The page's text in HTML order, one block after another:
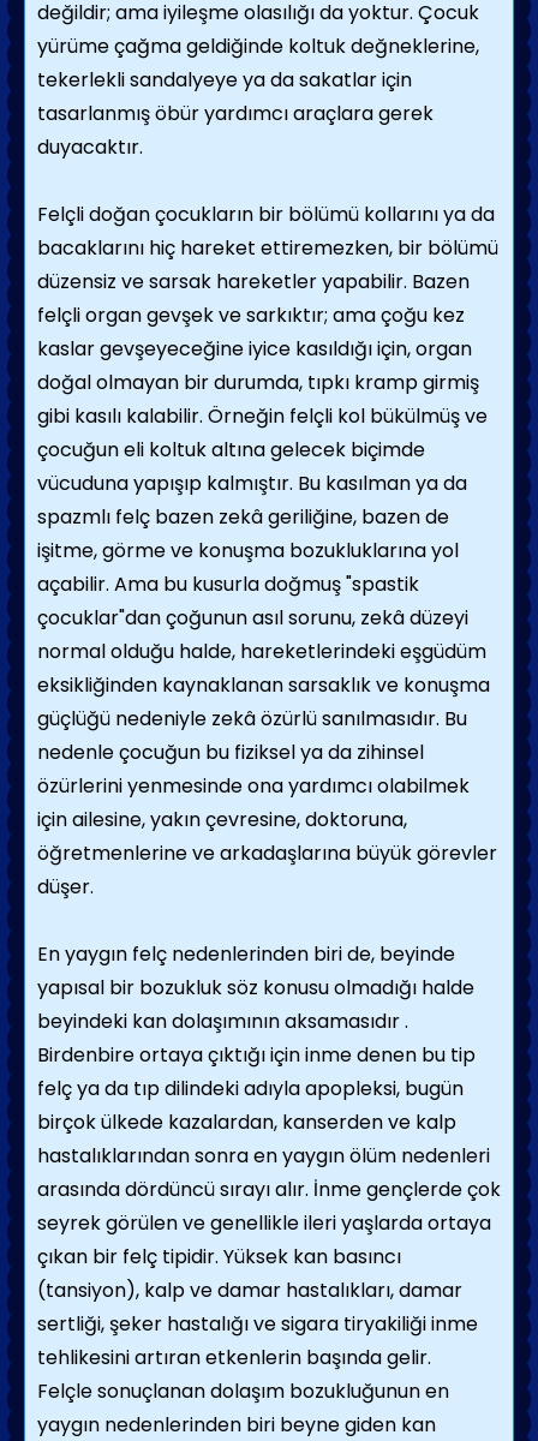
değildir; ama iyileşme olasılığı da yoktur. Çocuk
yürüme çağma geldiğinde kol­tuk değneklerine,
tekerlekli sandalyeye ya da sakatlar için
tasarlanmış öbür yardımcı araçla­ra gerek
duyacaktır.
Felçli doğan çocukların bir bölümü kollarını ya da
bacaklarını hiç hareket ettiremezken, bir bölümü
düzensiz ve sarsak hareketler yapabilir. Bazen
felçli organ gevşek ve sarkık­tır; ama çoğu kez
kaslar gevşeyeceğine iyice kasıldığı için, organ
doğal olmayan bir du­rumda, tıpkı kramp girmiş
gibi kasılı kalabilir. Örneğin felçli kol bükülmüş ve
çocuğun eli koltuk altına gelecek biçimde
vücuduna yapı­şıp kalmıştır. Bu kasılman ya da
spazmlı felç bazen zekâ geriliğine, bazen de
işitme, görme ve konuşma bozukluklarına yol
açabilir. Ama bu kusurla doğmuş "spastik
çocuklar"dan çoğunun asıl sorunu, zekâ düzeyi
normal olduğu halde, hareketlerindeki eşgüdüm
ek­sikliğinden kaynaklanan sarsaklık ve konuş­ma
güçlüğü nedeniyle zekâ özürlü sanılmasıdır. Bu
nedenle çocuğun bu fiziksel ya da zihinsel
özürlerini yenmesinde ona yardımcı olabilmek
için ailesine, yakın çevresine, dok­toruna,
öğretmenlerine ve arkadaşlarına büyük görevler
düşer.
En yaygın felç nedenlerinden biri de, beyinde
yapısal bir bozukluk söz konusu olmadığı halde
beyindeki kan dolaşımının aksamasıdır .
Birdenbire ortaya çıktığı için inme denen bu tip
felç ya da tıp dilindeki adıyla apopleksi, bugün
birçok ülkede kaza­lardan, kanserden ve kalp
hastalıklarından sonra en yaygın ölüm nedenleri
arasında dördüncü sırayı alır. İnme gençlerde çok
seyrek görülen ve genellikle ileri yaşlarda ortaya
çıkan bir felç tipidir. Yüksek kan basıncı
(tansiyon), kalp ve damar hastalıkları, damar
sertliği, şeker hastalığı ve sigara tirya­kiliği inme
tehlikesini artıran etkenlerin ba­şında gelir.
Felçle sonuçlanan dolaşım bozukluğunun en
yaygın nedenlerinden biri beyne giden kan